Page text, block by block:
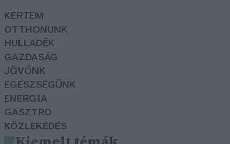
KERTEM
OTTHONUNK
HULLADÉK
GAZDASÁG
JÖVŐNK
EGÉSZSÉGÜNK
ENERGIA
GASZTRO
KÖZLEKEDÉS